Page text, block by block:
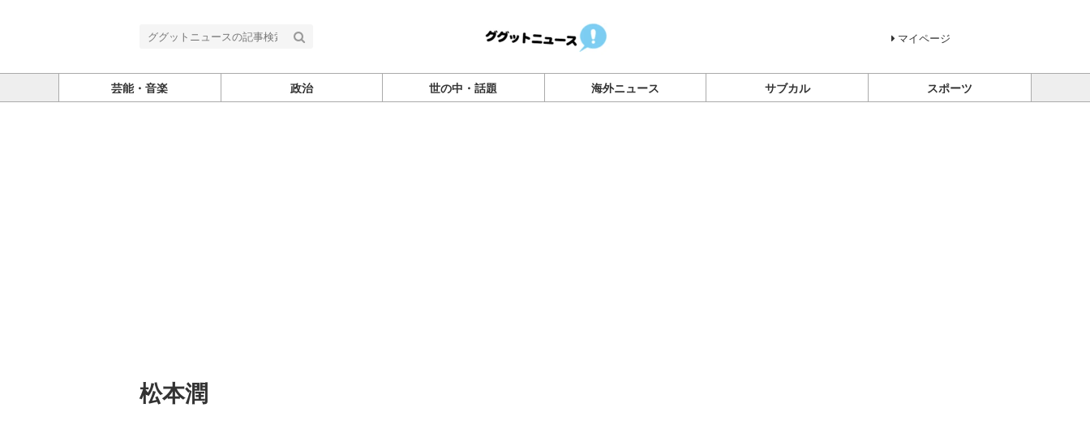
マイページ
芸能・音楽 政治 世の中・話題 海外ニュース サブカル スポーツ
松本潤